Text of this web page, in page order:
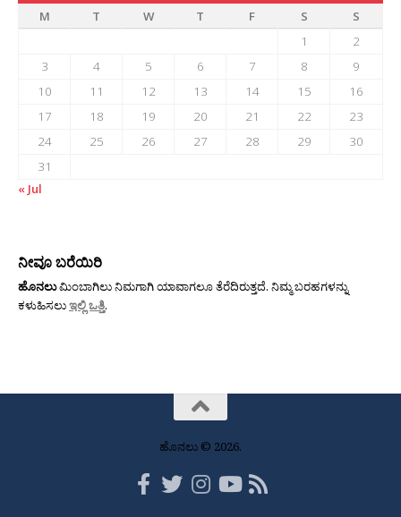
M
T W T F S
S
1
2
3
4 5 6 7 8
9
10
11 12 13 14 15
16
17
18 19 20 21 22
23
24
25 26 27 28 29
30
31
« Jul
ನೀವೂ ಬರೆಯಿರಿ
ಹೊನಲುಮಿಂಬಾಗಿಲು ನಿಮಗಾಗಿ ಯಾವಾಗಲೂ ತೆರೆದಿರುತ್ತದೆ. ನಿಮ್ಮ ಬರಹಗಳನ್ನು
ಕಳುಹಿಸಲುಇಲ್ಲಿ ಒತ್ತಿ.
ಹೊನಲು © 2026.